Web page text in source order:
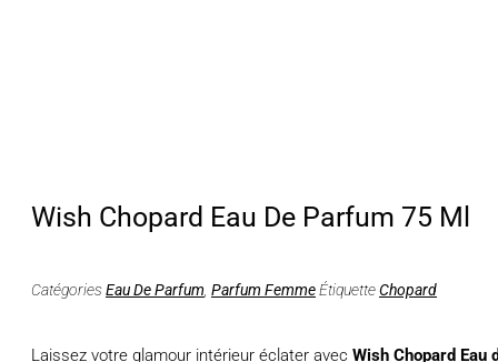
Wish Chopard Eau De Parfum 75 Ml
CatégoriesEau De Parfum Parfum FemmeÉtiquetteChopard
Laissez votre glamour intérieur éclater avec Wish Chopard Eau